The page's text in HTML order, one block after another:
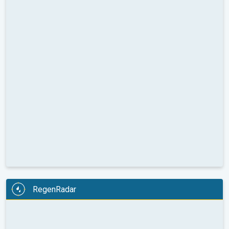
RegenRadar